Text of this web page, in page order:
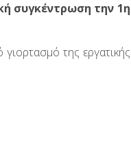
συγκέντρωση την 1η
της εργατικής